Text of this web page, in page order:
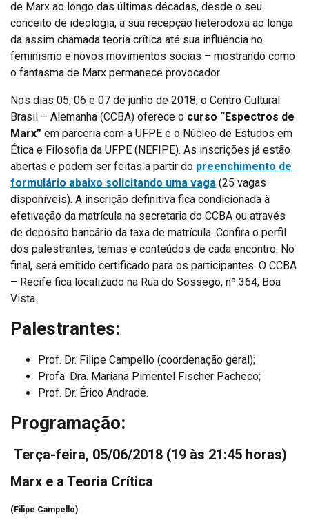
de Marx ao longo das últimas décadas, desde o seu
conceito de ideologia, a sua recepção heterodoxa ao longa
da assim chamada teoria crítica até sua influência no
feminismo e novos movimentos socias – mostrando como
o fantasma de Marx permanece provocador.
Nos dias 05, 06 e 07 de junho de 2018, o Centro Cultural
Brasil – Alemanha (CCBA) oferece o curso “Espectros de
Marx” em parceria com a UFPE e o Núcleo de Estudos em
Ética e Filosofia da UFPE (NEFIPE). As inscrições já estão
abertas e podem ser feitas a partir do preenchimento de
formulário abaixo solicitando uma vaga (25 vagas
disponíveis). A inscrição definitiva fica condicionada à
efetivação da matrícula na secretaria do CCBA ou através
de depósito bancário da taxa de matrícula. Confira o perfil
dos palestrantes, temas e conteúdos de cada encontro. No
final, será emitido certificado para os participantes. O CCBA
– Recife fica localizado na Rua do Sossego, nº 364, Boa
Vista.
Palestrantes:
Prof. Dr. Filipe Campello (coordenação geral);
Profa. Dra. Mariana Pimentel Fischer Pacheco;
Prof. Dr. Érico Andrade.
Programação:
Terça-feira, 05/06/2018 (19 às 21:45 horas)
Marx e a Teoria Crítica
(Filipe Campello)